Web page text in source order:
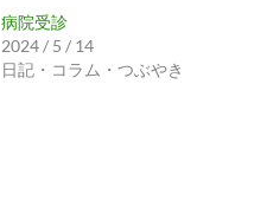
病院受診
2024 / 5 / 14
日記・コラム・つぶやき